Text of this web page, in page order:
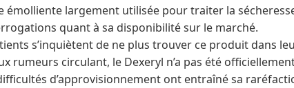
émolliente largement utilisée pour traiter la
quant à sa disponibilité sur le marché.
s’inquiètent de ne plus trouver ce produit dans
rumeurs circulant, le Dexeryl n’a pas été
d’approvisionnement ont entraîné sa